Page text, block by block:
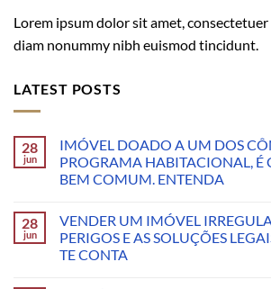
Lorem ipsum dolor sit amet,
diam nonummy nibh euismod tincidunt.
LATEST POSTS
28
jun
IMÓVEL DOADO A UM DOS
PROGRAMA HABITACIONAL, É
BEM COMUM. ENTENDA
28
jun
VENDER UM IMÓVEL
PERIGOS E AS SOLUÇÕES
TE CONTA